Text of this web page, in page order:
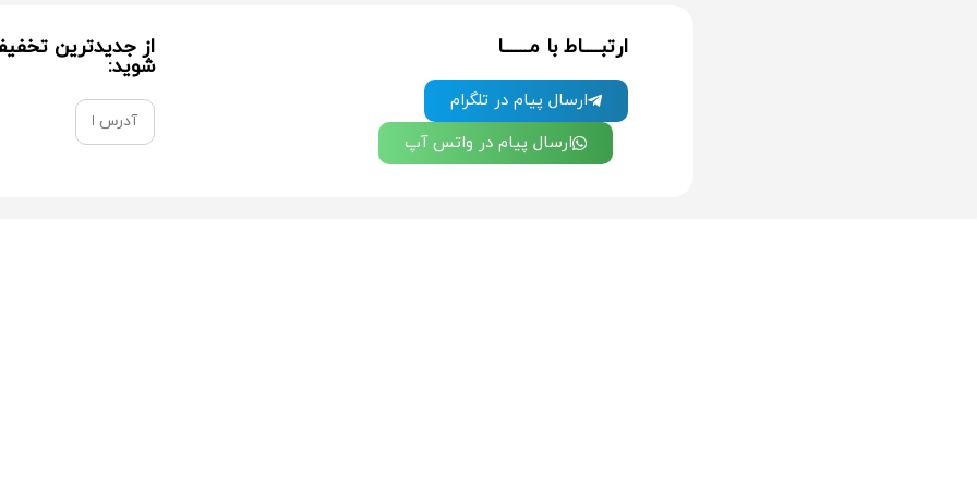
ارتبــــاط با مــــــا
ارسال پیام در تلگرام
ارسال پیام در واتس آپ
از جدیدترین
شوید: